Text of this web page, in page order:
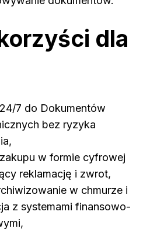
dla
7 do Dokumentów
bez ryzyka
w formie cyfrowej
reklamację i zwrot,
w chmurze i
z systemami finansowo-